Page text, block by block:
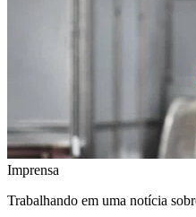
Imprensa
Trabalhando em uma notícia